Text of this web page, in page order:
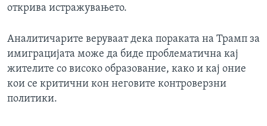
открива истражувањето.
Аналитичарите веруваат дека пораката на Трамп за
имиграцијата може да биде проблематична кај
жителите со високо образование, како и кај оние
кои се критични кон неговите контроверзни
политики.